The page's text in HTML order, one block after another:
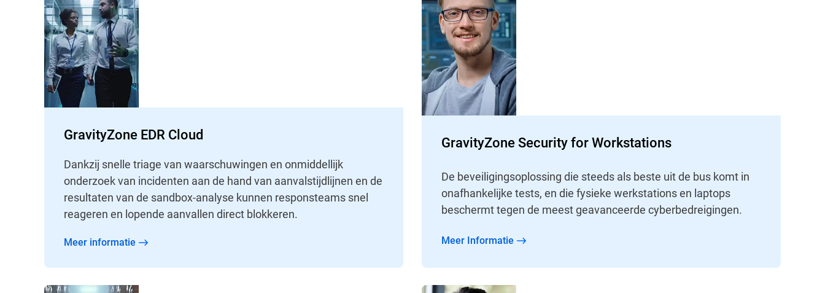
GravityZone EDR Cloud
Dankzij snelle triage van waarschuwingen en onmiddellijk
onderzoek van incidenten aan de hand van aanvalstijdlijnen en de
resultaten van de sandbox-analyse kunnen responsteams snel
reageren en lopende aanvallen direct blokkeren.
Meer informatie
GravityZone Security for Workstations
De beveiligingsoplossing die steeds als beste uit de bus komt in
onafhankelijke tests, en die fysieke werkstations en laptops
beschermt tegen de meest geavanceerde cyberbedreigingen.
Meer Informatie